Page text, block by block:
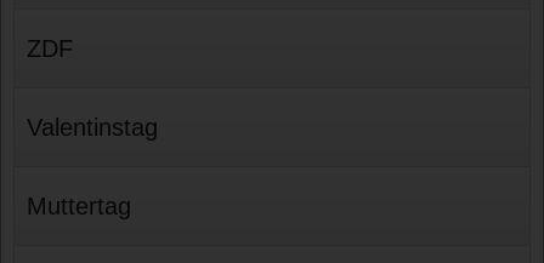
ZDF
Valentinstag
Muttertag